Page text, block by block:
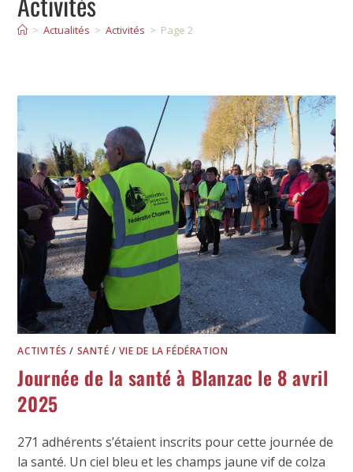
> Actualités > Activités > Page 2
ACTIVITÉS / SANTÉ /VIE DE LA FÉDÉRATION
Journée de la santé à Blanzac le 8 avril
2025
271 adhérents s’étaient inscrits pour cette journée de
la santé. Un ciel bleu et les champs jaune vif de colza